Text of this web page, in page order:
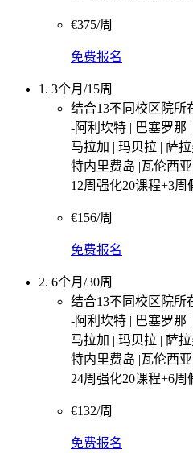
€375/周
免费报名
1. 3个月/15周
结合13不同校区院所
-阿利坎特 | 巴塞罗那
马拉加 | 玛贝拉 | 萨
特内里费岛 |瓦伦西
12周强化20课程+3周
€156/周
免费报名
2. 6个月/30周
结合13不同校区院所
-阿利坎特 | 巴塞罗那
马拉加 | 玛贝拉 | 萨
特内里费岛 |瓦伦西
24周强化20课程+6周
€132/周
免费报名